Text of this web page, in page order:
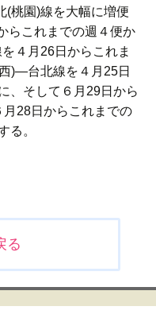
(桃園)線を大幅に増便
らこれまでの週４便か
４月26日からこれま
)―台北線を４月25日
、そして６月29日から
28日からこれまでの
る。
る